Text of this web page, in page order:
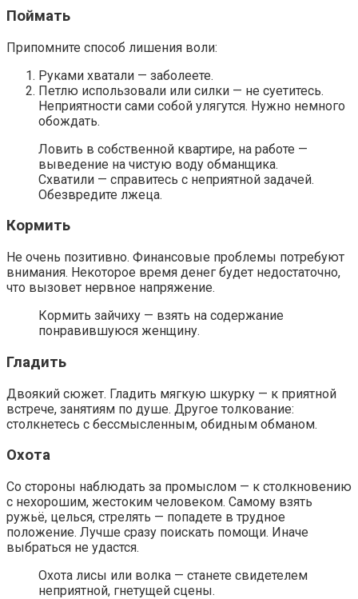
Поймать
Припомните способ лишения воли:
Руками хватали — заболеете.
Петлю использовали или силки — не суетитесь.
Неприятности сами собой улягутся. Нужно немного
обождать.
Ловить в собственной квартире, на работе —
выведение на чистую воду обманщика.
Схватили — справитесь с неприятной задачей.
Обезвредите лжеца.
Кормить
Не очень позитивно. Финансовые проблемы потребуют
внимания. Некоторое время денег будет недостаточно,
что вызовет нервное напряжение.
Кормить зайчиху — взять на содержание
понравившуюся женщину.
Гладить
Двоякий сюжет. Гладить мягкую шкурку — к приятной
встрече, занятиям по душе. Другое толкование:
столкнетесь с бессмысленным, обидным обманом.
Охота
Со стороны наблюдать за промыслом — к столкновению
с нехорошим, жестоким человеком. Самому взять
ружьё, целься, стрелять — попадете в трудное
положение. Лучше сразу поискать помощи. Иначе
выбраться не удастся.
Охота лисы или волка — станете свидетелем
неприятной, гнетущей сцены.